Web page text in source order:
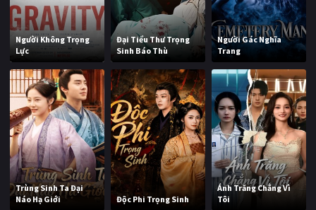
Người Không Trọng
Lực
Đại Tiểu Thư Trọng
Sinh Báo Thù
Người Gác Nghĩa
Trang
Trùng Sinh Ta Đại
Náo Hạ Giới
Độc Phi Trọng Sinh
Ánh Trăng Chẳng Vì
Tôi